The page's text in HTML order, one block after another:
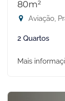
80m²
Aviação,
2 Quartos
Mais